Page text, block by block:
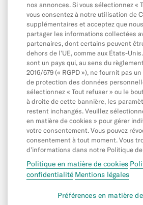
Parrainage
MoneyBeam
N26 SIM
Crédit
Épargne et Investir
Espaces
Contacter N26
Comment contacter N26 ?
Comment faire une réclamation ?
2026
nos annonces. Si vous sélectionnez «
vous consentez à notre utilisation de
supplémentaires et acceptez que
partager les informations collectées
partenaires, dont certains peuvent
dehors de l’UE, comme aux États-
sont un pays qui, au sens du règlement
2016/679 (« RGPD »), ne fournit pas
de protection des données
sélectionnez « Tout refuser » ou le
à droite de cette bannière, les
restent inchangés. Veuillez
en matière de cookies » pour gérer
votre consentement. Vous pouvez
consentement à tout moment. Vous
d’informations dans notre Politique
Politique en matière de cookies
confidentialité Mentions légales
Préférences en matière